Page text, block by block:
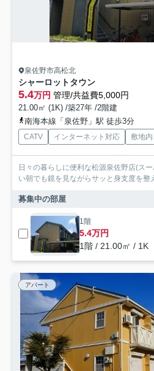
泉佐野市高松北
シャーロットタウン
5.4万円 管理/共益費5,000円
21.00㎡ (1K) /築27年 /2階建
南海本線「泉佐野」駅 徒歩3分
CATV インターネット対応 敷地
日々の暮らしに便利な松源泉佐野店(ス
い朝でも鏡を見ながらサッと身支度を整
募集中の部屋
1階
5.4万円
1階 / 21.00㎡ / 1K
アパート